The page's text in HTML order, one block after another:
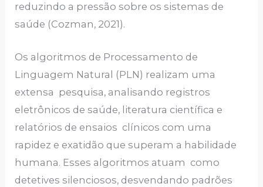
reduzindo a pressão sobre os sistemas de
saúde (Cozman, 2021).
Os algoritmos de Processamento de
Linguagem Natural (PLN) realizam uma
extensa pesquisa, analisando registros
eletrônicos de saúde, literatura científica e
relatórios de ensaios clínicos com uma
rapidez e exatidão que superam a habilidade
humana. Esses algoritmos atuam como
detetives silenciosos, desvendando padrões